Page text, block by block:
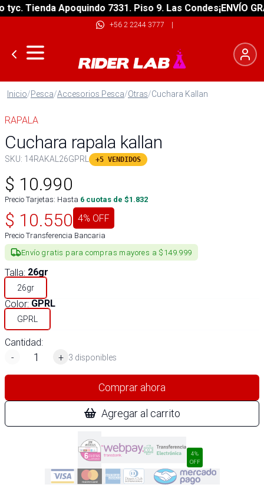
Tienda Apoquindo 7331. Piso 9. Las Condes¡ENVÍO
+56 2 2244 3777 |
Inicio/Pesca/Accesorios Pesca/Otras/Cuchara Kallan
RAPALA
Cuchara rapala kallan
SKU: 14RAKAL26GPRL +5 VENDIDOS
$ 10.990
Precio Tarjetas: Hasta 6 cuotas de $1.832
$ 10.550 4% OFF
Precio Transferencia Bancaria
Envío gratis para compras mayores a $149.999
Talla: 26gr
26gr
Color: GPRL
GPRL
Cantidad:
-
+ 3 disponibles
Comprar ahora
Agregar al carrito
4%
OFF